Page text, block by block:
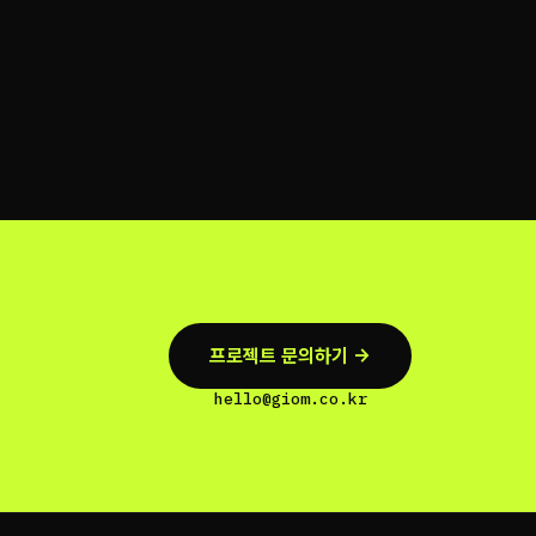
프로젝트 문의하기 →
hello@giom.co.kr